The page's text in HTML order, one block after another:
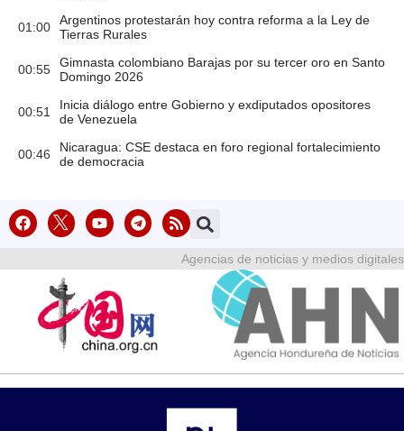
01:00
Argentinos protestarán hoy contra reforma a la Ley de
Tierras Rurales
00:55
Gimnasta colombiano Barajas por su tercer oro en Santo
Domingo 2026
00:51
Inicia diálogo entre Gobierno y exdiputados opositores
de Venezuela
00:46
Nicaragua: CSE destaca en foro regional fortalecimiento
de democracia
Agencias de noticias y medios digitales